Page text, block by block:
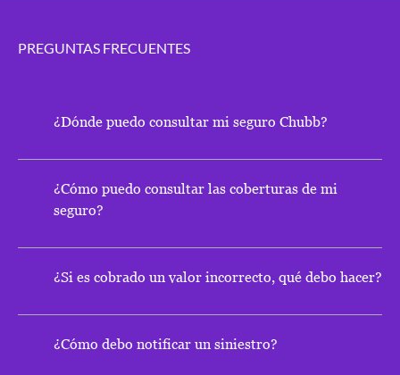
PREGUNTAS FRECUENTES
¿Dónde puedo consultar mi seguro Chubb?
¿Cómo puedo consultar las coberturas de mi
seguro?
¿Si es cobrado un valor incorrecto, qué debo hacer?
¿Cómo debo notificar un siniestro?